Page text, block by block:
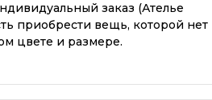
заказ (Ателье
приобрести вещь, которой нет
цвете и размере.